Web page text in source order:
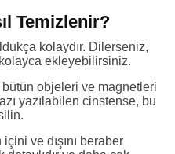
Temizlenir?
kolaydır. Dilerseniz,
ekleyebilirsiniz.
bütün objeleri ve magnetleri
yazılabilen cinstense, bu
ve dışını beraber